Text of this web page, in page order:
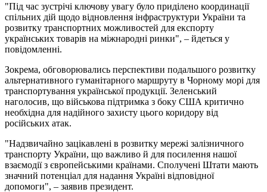
"Під час зустрічі ключову увагу було приділено координації
спільних дій щодо відновлення інфраструктури України та
розвитку транспортних можливостей для експорту
українських товарів на міжнародні ринки", – йдеться у
повідомленні.
Зокрема, обговорювались перспективи подальшого розвитку
альтернативного гуманітарного маршруту в Чорному морі для
транспортування української продукції. Зеленський
наголосив, що військова підтримка з боку США критично
необхідна для надійного захисту цього коридору від
російських атак.
"Надзвичайно зацікавлені в розвитку мережі залізничного
транспорту України, що важливо й для посилення нашої
взаємодії з європейськими країнами. Сполучені Штати мають
значний потенціал для надання Україні відповідної
допомоги", – заявив президент.